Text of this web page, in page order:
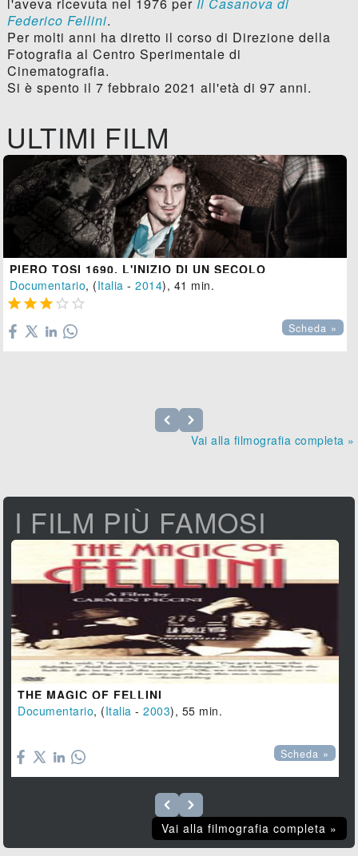
l'aveva ricevuta nel 1976 per Il Casanova di
Federico Fellini.
Per molti anni ha diretto il corso di Direzione della
Fotografia al Centro Sperimentale di
Cinematografia.
Si è spento il 7 febbraio 2021 all'età di 97 anni.
ULTIMI FILM
PIERO TOSI 1690, L'INIZIO DI UN SECOLO
Documentario, (Italia -2014), 41 min.
    
Scheda »
Vai alla filmografia completa »
I FILM PIÙ FAMOSI
THE MAGIC OF FELLINI
Documentario, (Italia -2003), 55 min.
Scheda »
Vai alla filmografia completa »